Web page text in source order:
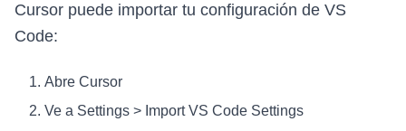
Cursor puede importar tu configuración de VS
Code:
Abre Cursor
Ve a Settings > Import VS Code Settings